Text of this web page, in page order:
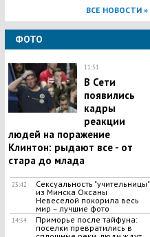
ВСЕ НОВОСТИ »
ФОТО
11:51
В Сети
появились
кадры
реакции
людей на поражение
Клинтон: рыдают все - от
стара до млада
23:42
Сексуальность "учительницы"
из Минска Оксаны
Невеселой покорила весь
мир – лучшие фото
14:54
Приморье после тайфуна:
поселки превратились в